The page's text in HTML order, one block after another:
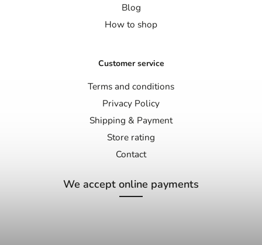
Blog
How to shop
Customer service
Terms and conditions
Privacy Policy
Shipping & Payment
Store rating
Contact
We accept online payments